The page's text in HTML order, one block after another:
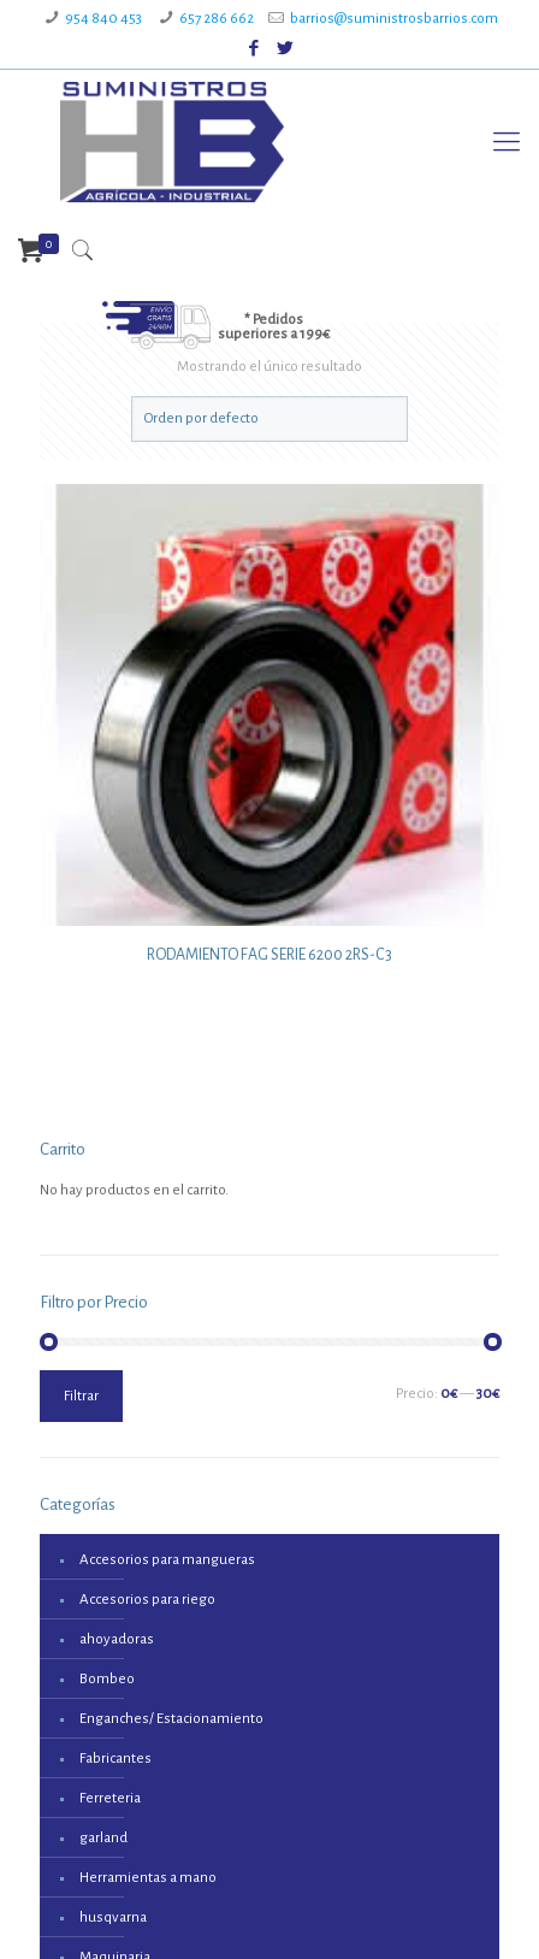
954 840 453 657 286 662 barrios@suministrosbarrios.com
* Pedidos
superiores a 199€
0
Mostrando el único resultado
RODAMIENTO FAG SERIE 6200 2RS-C3
Carrito
No hay productos en el carrito.
Filtro por Precio
mínimo
máximo
Filtrar Precio: 0€—30€
Categorías
Accesorios para mangueras
Accesorios para riego
ahoyadoras
Bombeo
Enganches/ Estacionamiento
Fabricantes
Ferreteria
garland
Herramientas a mano
husqvarna